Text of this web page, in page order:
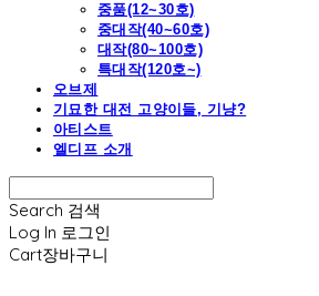
중품(12~30호)
중대작(40~60호)
대작(80~100호)
특대작(120호~)
오브제
기묘한 대전 고양이들, 기냥?
아티스트
엘디프 소개
Search 검색
Log In 로그인
Cart장바구니